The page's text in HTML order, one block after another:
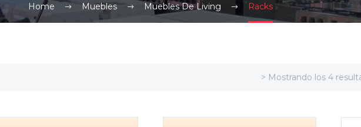
Home Muebles Muebles De Living Racks
> Mostrando los 4